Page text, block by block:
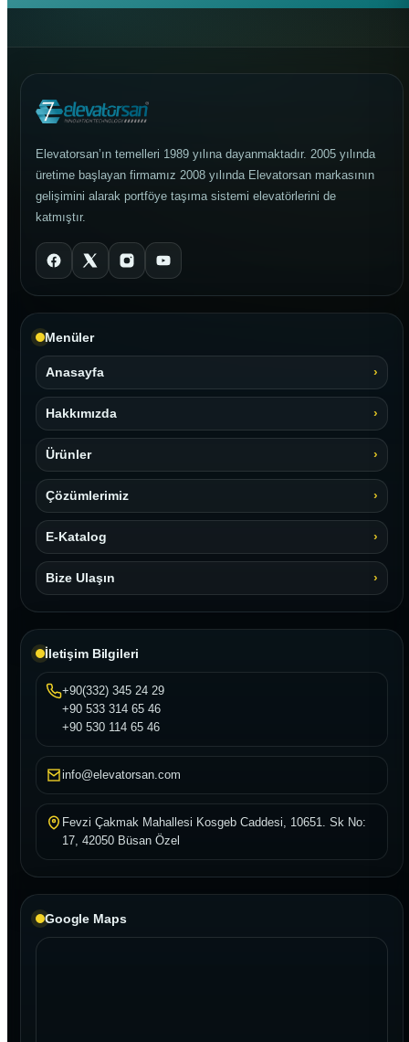
Elevatorsan’ın temelleri 1989 yılına dayanmaktadır. 2005 yılında
üretime başlayan firmamız 2008 yılında Elevatorsan markasının
gelişimini alarak portföye taşıma sistemi elevatörlerini de
katmıştır.
Menüler
Anasayfa
Hakkımızda
Ürünler
Çözümlerimiz
E-Katalog
Bize Ulaşın
İletişim Bilgileri
+90(332) 345 24 29
+90 533 314 65 46
+90 530 114 65 46
info@elevatorsan.com
Fevzi Çakmak Mahallesi Kosgeb Caddesi, 10651. Sk No:
17, 42050 Büsan Özel
Google Maps